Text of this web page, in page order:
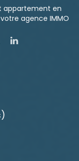
appartement en
agence IMMO